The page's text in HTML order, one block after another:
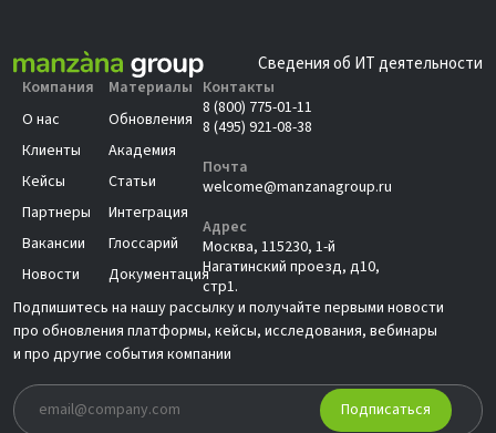
Сведения об ИТ деятельности
Компания
О нас
Клиенты
Кейсы
Партнеры
Вакансии
Новости
Материалы
Обновления
Академия
Статьи
Интеграция
Глоссарий
Документация
Контакты
8 (800) 775-01-11
8 (495) 921-08-38
Почта
welcome@manzanagroup.ru
Адрес
Москва, 115230, 1-й
Нагатинский проезд, д10,
стр1.
Подпишитесь на нашу рассылку и получайте первыми новости
про обновления платформы, кейсы, исследования, вебинары
и про другие события компании
Подписаться